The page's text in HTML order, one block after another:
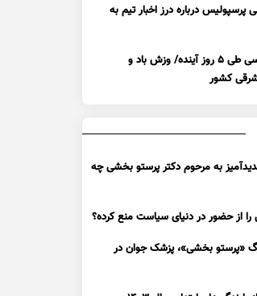
درباره درز اخبار تیم به
پیش بینی هواشناسی طی ۵ روز آینده/ وزش باد و
کشور
به مرحوم دکتر پرستو بخشی چه
از حضور در دنیای سیاست منع کرده؟
«پرستو بخشی»، پزشک جوان در